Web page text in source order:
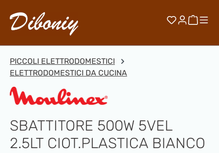
Passa al contenuto principale
Hai 0Il
PICCOLI ELETTRODOMESTICI
ELETTRODOMESTICI DA CUCINA
SBATTITORE 500W 5VEL
2.5LT CIOT.PLASTICA BIANCO